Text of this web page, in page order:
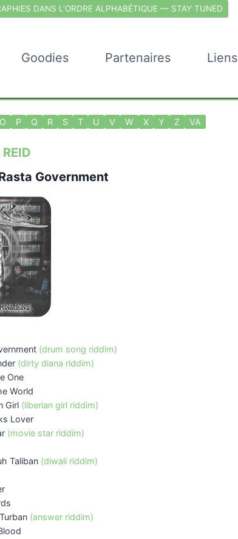
DANS L'ORDRE ALPHABÉTIQUE — STAY TUNED
Goodies Partenaires Liens
O P Q R S T U V W X Y Z VA
Government
(drum song riddim)
(dirty diana riddim)
One
World
Girl (liberian girl riddim)
Lover
(movie star riddim)
Taliban (diwali riddim)
(answer riddim)